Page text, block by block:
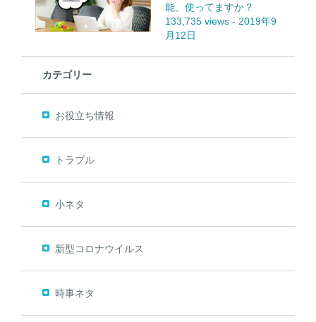
能、使ってますか？
133,735 views - 2019年9
月12日
カテゴリー
お役立ち情報
トラブル
小ネタ
新型コロナウイルス
時事ネタ